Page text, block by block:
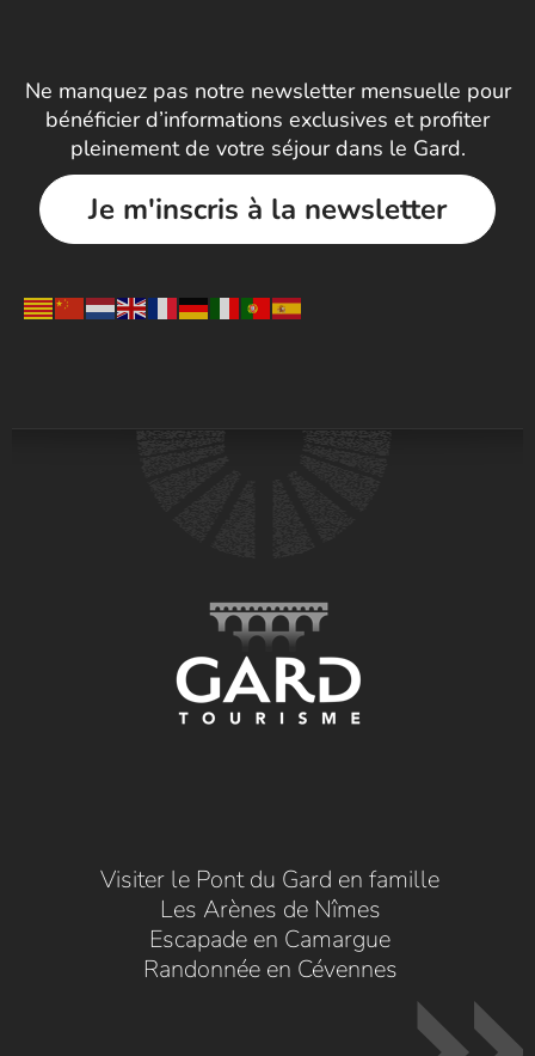
Ne manquez pas notre newsletter mensuelle pour
bénéficier d’informations exclusives et profiter
pleinement de votre séjour dans le Gard.
Je m'inscris à la newsletter
Visiter le Pont du Gard en famille
Les Arènes de Nîmes
Escapade en Camargue
Randonnée en Cévennes